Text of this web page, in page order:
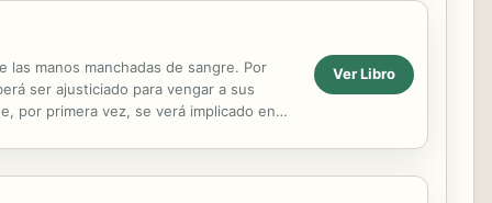
manos manchadas de sangre. Por
ser ajusticiado para vengar a sus
por primera vez, se verá implicado en
Ver Libro